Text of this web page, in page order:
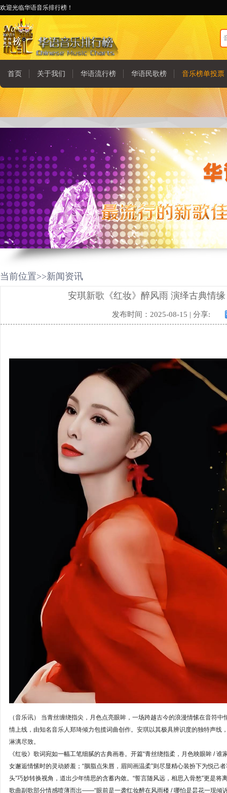
欢迎光临华语音乐排行榜！
首页 关于我们 华语流行榜 华语民歌榜 音乐榜单投票
当前位置>>新闻资讯
安琪新歌《红妆》醉风雨 演绎古典情
发布时间：2025-08-15 | 分享:
（音乐讯）
当青丝缠绕指尖，月色点亮眼眸，一场跨越古今的浪漫情愫在音符
情上线，由知名音乐人郑琦倾力包揽词曲创作。安琪以其极具辨识度的独特声线
淋漓尽致。
《红妆》歌词宛如一幅工笔细腻的古典画卷。开篇“青丝绕指柔，月色映眼眸 /
女邂逅情愫时的灵动娇羞；“胭脂点朱唇，眉间画温柔”则尽显精心装扮下为悦己
头”巧妙转换视角，道出少年情思的含蓄内敛。“誓言随风远，相思入骨愁”更是将
歌曲副歌部分情感喷薄而出——“眼前是一袭红妆醉在风雨楼 / 哪怕是昙花一现倾